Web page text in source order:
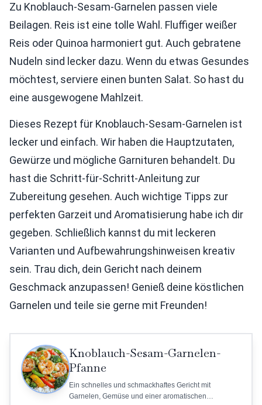
Zu Knoblauch-Sesam-Garnelen passen viele
Beilagen. Reis ist eine tolle Wahl. Fluffiger weißer
Reis oder Quinoa harmoniert gut. Auch gebratene
Nudeln sind lecker dazu. Wenn du etwas Gesundes
möchtest, serviere einen bunten Salat. So hast du
eine ausgewogene Mahlzeit.
Dieses Rezept für Knoblauch-Sesam-Garnelen ist
lecker und einfach. Wir haben die Hauptzutaten,
Gewürze und mögliche Garnituren behandelt. Du
hast die Schritt-für-Schritt-Anleitung zur
Zubereitung gesehen. Auch wichtige Tipps zur
perfekten Garzeit und Aromatisierung habe ich dir
gegeben. Schließlich kannst du mit leckeren
Varianten und Aufbewahrungshinweisen kreativ
sein. Trau dich, dein Gericht nach deinem
Geschmack anzupassen! Genieß deine köstlichen
Garnelen und teile sie gerne mit Freunden!
Knoblauch-Sesam-Garnelen-
Pfanne
Ein schnelles und schmackhaftes Gericht mit
Garnelen, Gemüse und einer aromatischen